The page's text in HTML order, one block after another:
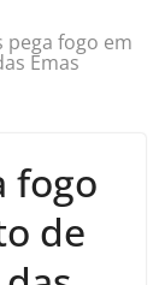
fogo em
Emas
fogo
de